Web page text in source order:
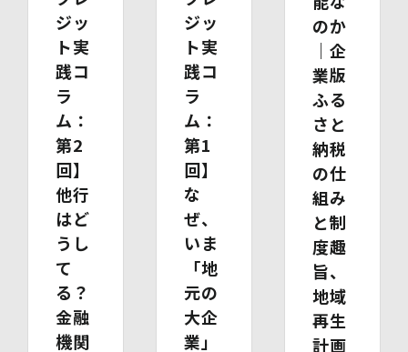
(2)開示等の求めに関するお手続
お申し出受付け後、当社「保有個人情報に関する開示等の
請求書」を送付いたします。 ご記入いただいた「請求
書」と「本人確認書類のコピー」、代理人によるお求めの
場合は「代理人であることを確認する書類」を送付してく
ださい。また、各資料に含まれる本籍地情報は都道府県ま
でとし、それ以降の情報は黒塗り等の処理をしてくださ
い。
・ 本人確認書類の写し（運転免許証、パスポート、健康
保険証、住民票、年金手帳等）
・ 代理人であることを確認する書類
【代理人様が未成年者の法定代理人の場合】
・ 代理人様ご本人の本人確認書類の写し
・ いずれかの写し（戸籍謄本、住民票（続柄の記載され
たもの）、その他法定代理権の確認ができる公的書類）
・ 代理人様ご本人の本人確認書類の写し
・ いずれかの写し（成年被後見人であることを証明する
登記事項証明書、その他法定代理権の確認ができる公的書
ジッ
ト実
践コ
ラ
ム：
第2
回】
他行
はど
うし
て
る？
金融
機関
ジッ
ト実
践コ
ラ
ム：
第1
回】
な
ぜ、
いま
「地
元の
大企
業」
のか
｜企
業版
ふる
さと
納税
の仕
組み
と制
度趣
旨、
地域
再生
計画